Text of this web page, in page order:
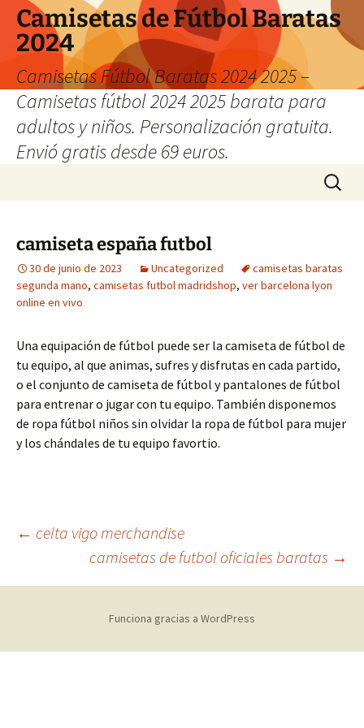
Camisetas de Fútbol Baratas
2024
Camisetas Fútbol Baratas 2024 2025 –
Camisetas fútbol 2024 2025 barata para
adultos y niños. Personalización gratuita.
Envió gratis desde 69 euros.
Buscar:
camiseta españa futbol
30 de junio de 2023 Uncategorized
camisetas baratas
segunda mano, camisetas futbol madridshop, ver barcelona lyon
online en vivo
Una equipación de fútbol puede ser la camiseta de fútbol de
tu equipo, al que animas, sufres y disfrutas en cada partido,
o el conjunto de camiseta de fútbol y pantalones de fútbol
para entrenar o jugar con tu equipo. También disponemos
de ropa fútbol niños sin olvidar la ropa de fútbol para mujer
y los chándales de tu equipo favortio.
Navegación
de
entradas
← celta vigo merchandise
camisetas de futbol oficiales baratas →
Funciona gracias a WordPress